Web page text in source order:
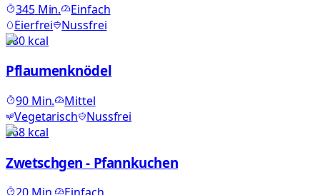
345Min.
Einfach
Eierfrei
Nussfrei
580kcal
Pflaumenknödel
90Min.
Mittel
Vegetarisch
Nussfrei
568kcal
Zwetschgen - Pfannkuchen